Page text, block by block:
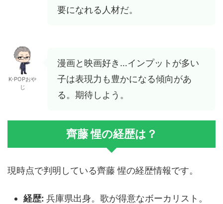
要になれる人材だ。
K-POPおや
じ
漫画と映画好き…インプットが多い
子は表現力も豊かになる傾向があ
る。期待しよう。
齊藤 惺の経歴は？
現時点で判明している齊藤 惺の経歴情報です。
経歴: 兵庫県出身。歌が得意なボーカリスト。